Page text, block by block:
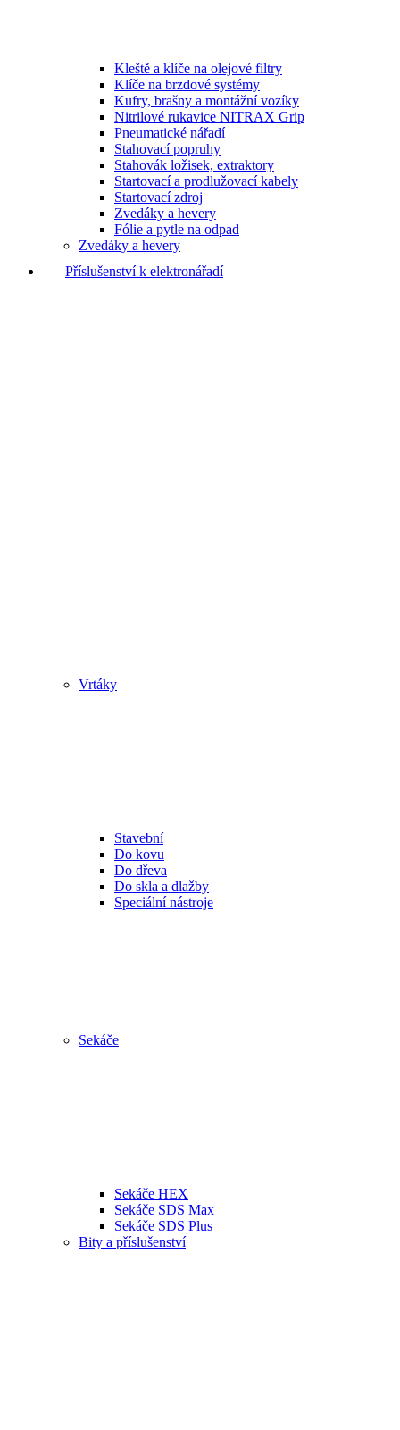
Kleště a klíče na olejové filtry
Klíče na brzdové systémy
Kufry, brašny a montážní vozíky
Nitrilové rukavice NITRAX Grip
Pneumatické nářadí
Stahovací popruhy
Stahovák ložisek, extraktory
Startovací a prodlužovací kabely
Startovací zdroj
Zvedáky a hevery
Fólie a pytle na odpad
Zvedáky a hevery
Příslušenství k elektronářadí
Vrtáky
Stavební
Do kovu
Do dřeva
Do skla a dlažby
Speciální nástroje
Sekáče
Sekáče HEX
Sekáče SDS Max
Sekáče SDS Plus
Bity a příslušenství